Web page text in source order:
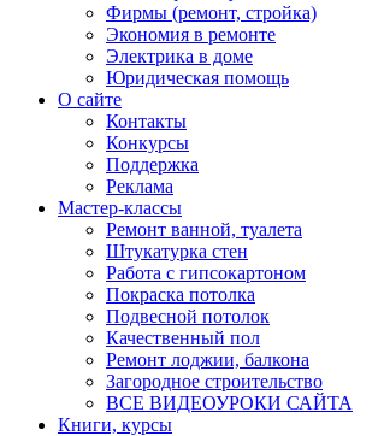
Фирмы (ремонт, стройка)
Экономия в ремонте
Электрика в доме
Юридическая помощь
О сайте
Контакты
Конкурсы
Поддержка
Реклама
Мастер-классы
Ремонт ванной, туалета
Штукатурка стен
Работа с гипсокартоном
Покраска потолка
Подвесной потолок
Качественный пол
Ремонт лоджии, балкона
Загородное строительство
ВСЕ ВИДЕОУРОКИ САЙТА
Книги, курсы